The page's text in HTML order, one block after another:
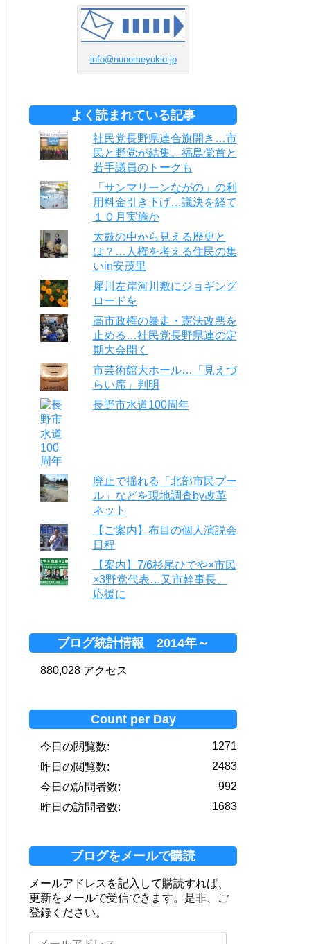
info@nunomeyukio.jp
よく読まれている記事
社民党長野県連合旗開き…市
民と野党が結集。福島党首と
若手議員のトークも
「サンマリーンながの」の利
用料金引き下げ…議決を経て
１０月実施か
太鼓の中から見える歴史と
は？…人権を考える住民の集
いin安茂里
犀川左岸河川敷にジョギング
ロードを
高市政権の暴走・憲法改悪を
止める…社民党長野県連の定
期大会開く
市芸術館大ホール…「見えづ
らい席」判明
長野市水道100周年
廃止で揺れる「北部市民プー
ル」などを現地調査by改革
ネット
【ご案内】布目の個人演説会
日程
【案内】7/6杉尾ひでや×市民
×3野党代表…又市幹事長、
応援に
ブログ統計情報 2014年～
880,028 アクセス
Count per Day
1271
今日の閲覧数:
2483
昨日の閲覧数:
992
今日の訪問者数:
1683
昨日の訪問者数:
ブログをメールで購読
メールアドレスを記入して購読すれば、
更新をメールで受信できます。是非、ご
登録ください。
メ